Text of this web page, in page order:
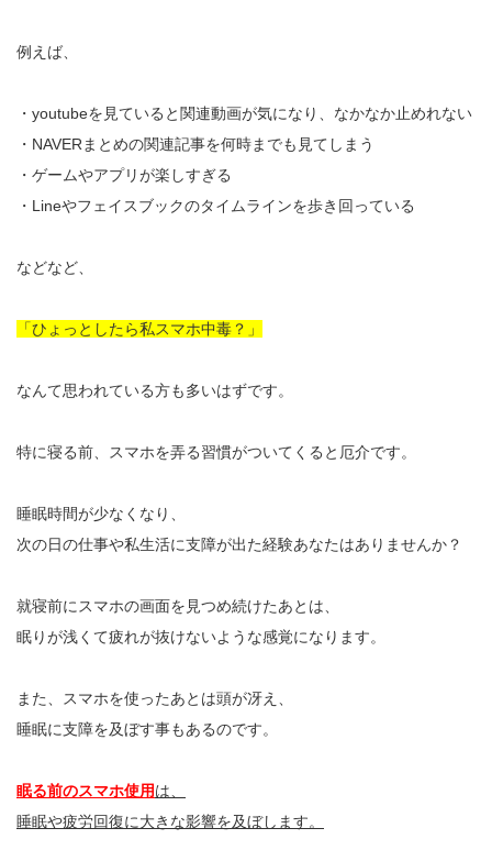
例えば、
・youtubeを見ていると関連動画が気になり、なかなか止めれない
・NAVERまとめの関連記事を何時までも見てしまう
・ゲームやアプリが楽しすぎる
・Lineやフェイスブックのタイムラインを歩き回っている
などなど、
「ひょっとしたら私スマホ中毒？」
なんて思われている方も多いはずです。
特に寝る前、スマホを弄る習慣がついてくると厄介です。
睡眠時間が少なくなり、
次の日の仕事や私生活に支障が出た経験あなたはありませんか？
就寝前にスマホの画面を見つめ続けたあとは、
眠りが浅くて疲れが抜けないような感覚になります。
また、スマホを使ったあとは頭が冴え、
睡眠に支障を及ぼす事もあるのです。
眠る前のスマホ使用は、
睡眠や疲労回復に大きな影響を及ぼします。